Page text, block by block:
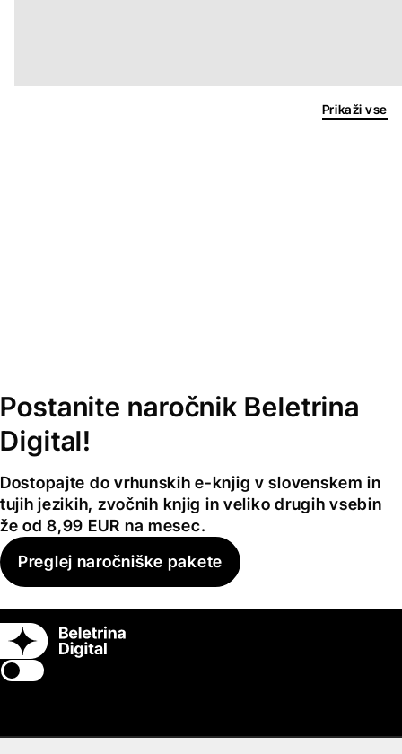
Prikaži vse
Postanite naročnik Beletrina
Digital!
Dostopajte do vrhunskih e-knjig v slovenskem in
tujih jezikih, zvočnih knjig in veliko drugih vsebin
že od 8,99 EUR na mesec.
Preglej naročniške pakete
Switch theme